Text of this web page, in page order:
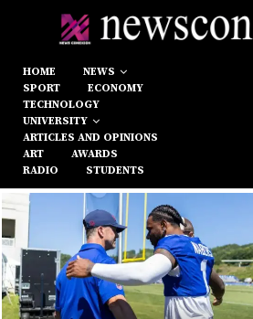
HOME
NEWS
SPORT
ECONOMY
TECHNOLOGY
UNIVERSITY
ARTICLES AND OPINIONS
ART
AWARDS
RADIO
STUDENTS